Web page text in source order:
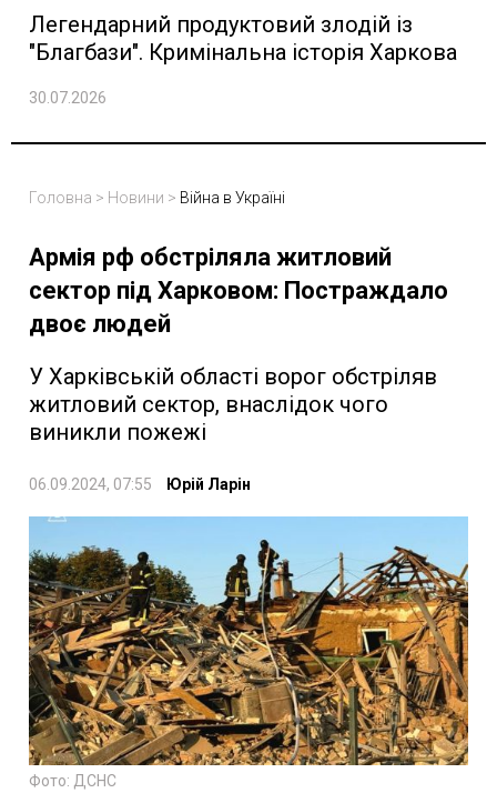
Легендарний продуктовий злодій із
"Благбази". Кримінальна історія Харкова
30.07.2026
Головна > Новини > Війна в Україні
Армія рф обстріляла житловий
сектор під Харковом: Постраждало
двоє людей
У Харківській області ворог обстріляв
житловий сектор, внаслідок чого
виникли пожежі
06.09.2024, 07:55 Юрій Ларін
Фото: ДСНС